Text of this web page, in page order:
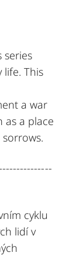
series
life. This
a war
as a place
cyklu
lidí v